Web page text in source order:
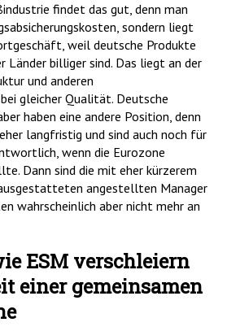
findet das gut, denn man
sondern liegt
weil deutsche Produkte
Länder billiger sind. Das liegt an der
und anderen
gleicher Qualität. Deutsche
haben eine andere Position, denn
langfristig und sind auch noch für
wenn die Eurozone
Dann sind die mit eher kürzerem
angestellten Manager
wahrscheinlich aber nicht mehr an
ESM verschleiern
einer gemeinsamen